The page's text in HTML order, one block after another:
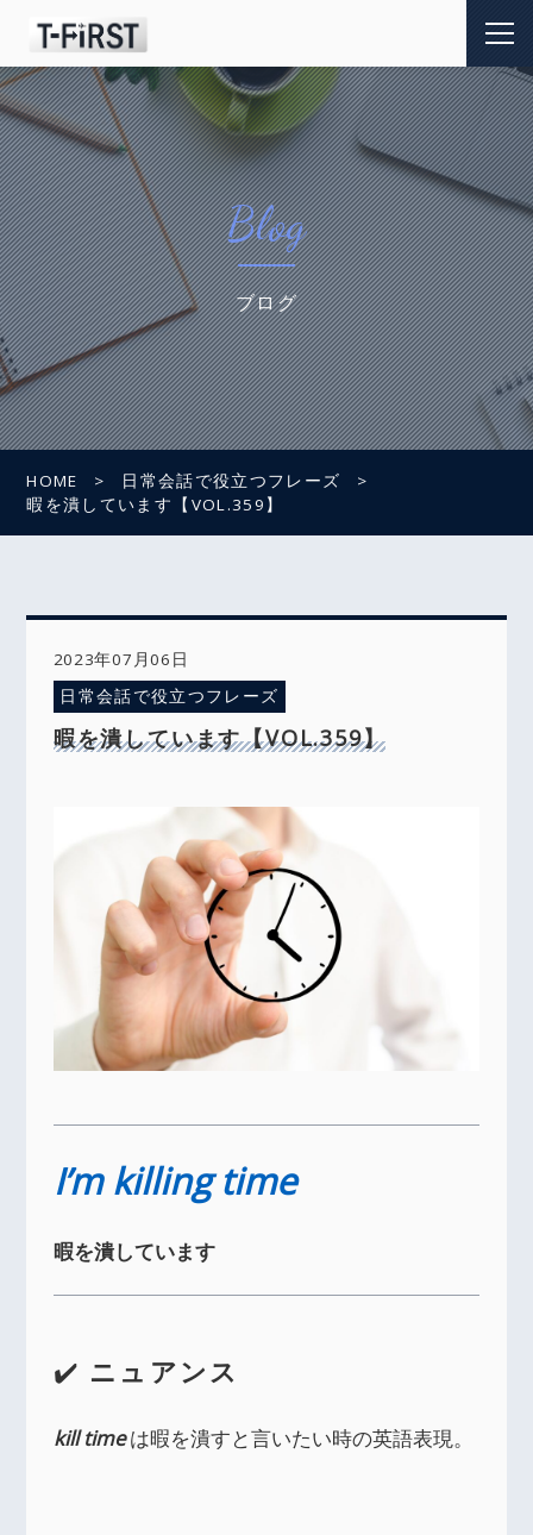
Blog
ブログ
HOME
日常会話で役立つフレーズ
暇を潰しています【VOL.359】
2023年07月06日
日常会話で役立つフレーズ
暇を潰しています【VOL.359】
I’m killing time
暇を潰しています
✔️ ニュアンス
kill timeは暇を潰すと言いたい時の英語表現。